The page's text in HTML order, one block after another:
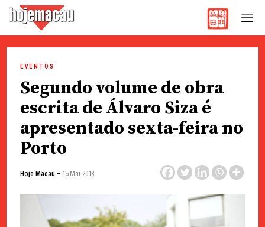
content
EVENTOS
Segundo volume de obra
escrita de Álvaro Siza é
apresentado sexta-feira no
Porto
Hoje Macau - 15 Mai 2018